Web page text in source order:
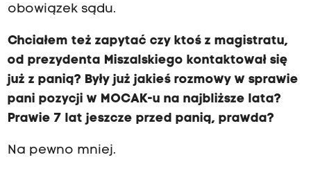
obowiązek sądu.
Chciałem też zapytać czy ktoś z magistratu,
od prezydenta Miszalskiego kontaktował się
już z panią? Były już jakieś rozmowy w sprawie
pani pozycji w MOCAK-u na najbliższe lata?
Prawie 7 lat jeszcze przed panią, prawda?
Na pewno mniej.